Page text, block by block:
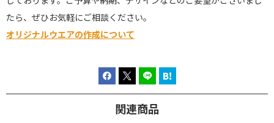
たら、ぜひお気軽にご相談ください。
オリジナルウエアの作成について
関連商品